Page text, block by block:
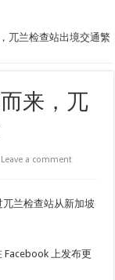
兀兰检查站出境交通繁
来，兀
Leave a comment
兰检查站从新加坡
Facebook 上发布更